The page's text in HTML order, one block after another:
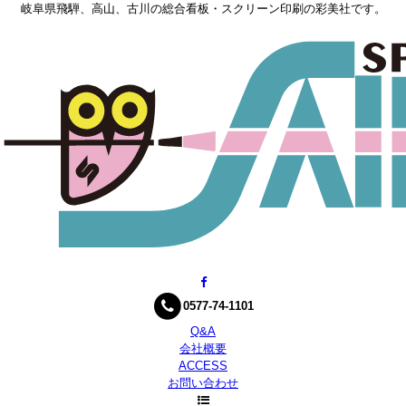
岐阜県飛騨、高山、古川の総合看板・スクリーン印刷の彩美社です。
0577-74-1101
Q&A
会社概要
ACCESS
お問い合わせ